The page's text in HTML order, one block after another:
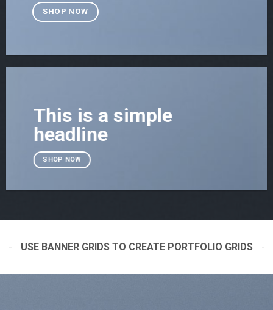
SHOP NOW
This is a simple
headline
SHOP NOW
USE BANNER GRIDS TO CREATE PORTFOLIO GRIDS